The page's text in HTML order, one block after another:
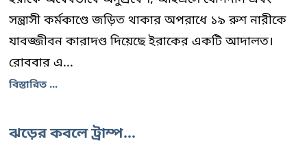
সন্ত্রাসী কর্মকাণ্ডে জড়িত থাকার অপরাধে ১৯ রুশ নারীকে
যাবজ্জীবন কারাদণ্ড দিয়েছে ইরাকের একটি আদালত।
রোববার এ...
বিস্তারিত ...
ঝড়ের কবলে ট্রাম্প...